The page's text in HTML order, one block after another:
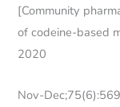
[Community
of codeine-based
2020
Nov-